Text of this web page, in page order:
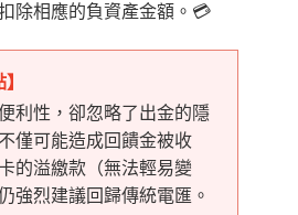
除相應的負資產金額。💳
利性，卻忽略了出金的隱
僅可能造成回饋金被收
的溢繳款（無法輕易變
強烈建議回歸傳統電匯。